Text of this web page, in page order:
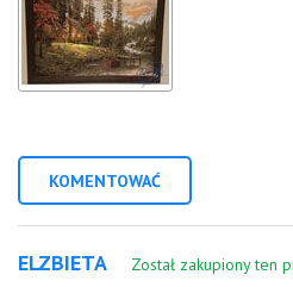
KOMENTOWAĆ
ELZBIETA Został zakupiony ten